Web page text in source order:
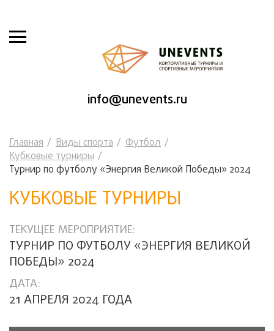
info@unevents.ru
Главная Виды спорта
Футбол
Кубковые турниры
Турнир по футболу «Энергия Великой Победы» 2024
КУБКОВЫЕ ТУРНИРЫ
ТЕКУЩЕЕ МЕРОПРИЯТИЕ:
ТУРНИР ПО ФУТБОЛУ «ЭНЕРГИЯ ВЕЛИКОЙ
ПОБЕДЫ» 2024
ДАТА:
21 АПРЕЛЯ 2024 ГОДА